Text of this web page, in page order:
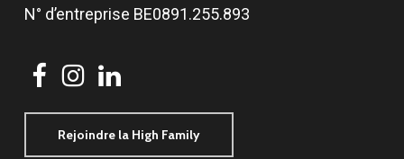
N° d’entreprise BE0891.255.893
Rejoindre la High Family